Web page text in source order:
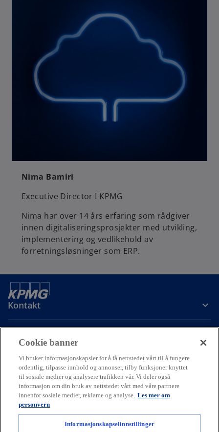
Nima Bamiri
Executive Director I KPMG
Nima har over 14 års erfaring som rådgiver
innen digitaliseringsprosjekter med utvikling,
implementering og vedlikehold av
forretningsløsninger som ERP.
Kontakt
Om oss
Karriere
o
e
n
o
p
e
n
o
p
e
n
Cookie banner
Vi bruker informasjonskapsler for å få nettstedet vårt til å fungere
ordentlig, tilpasse innhold og annonser, tilby funksjoner knyttet
til sosiale medier og analysere trafikken vår. Vi deler også
informasjon om din bruk av nettstedet vårt med våre partnere
innenfor sosiale medier, reklame og analyse. Les mer om
personvern
Informasjonskapselinnstillinger